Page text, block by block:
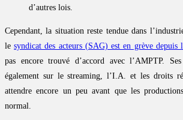
d’autres lois.
Cependant, la situation reste tendue dans
lesyndicat des acteurs (SAG) est en grève
pas encore trouvé d’accord avec l’AMPTP.
également sur le streaming, l’I.A. et les droits
attendre encore un peu avant que les
normal.